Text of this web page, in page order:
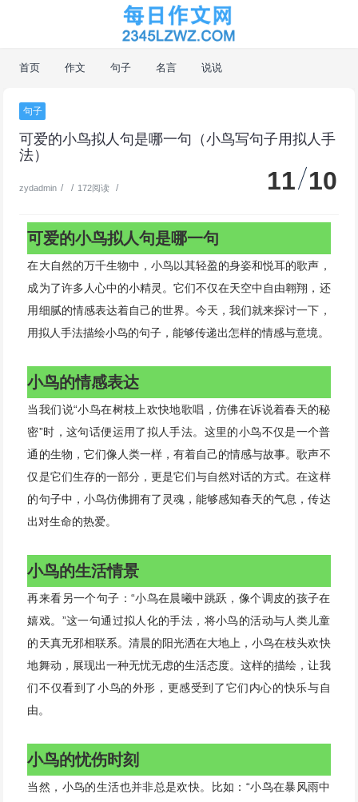
首页 作文 句子 名言 说说
句子
可爱的小鸟拟人句是哪一句（小鸟写句子用拟人手
法）
zydadmin / / 172阅读 / 11 10
可爱的小鸟拟人句是哪一句
在大自然的万千生物中，小鸟以其轻盈的身姿和悦耳的歌声，
成为了许多人心中的小精灵。它们不仅在天空中自由翱翔，还
用细腻的情感表达着自己的世界。今天，我们就来探讨一下，
用拟人手法描绘小鸟的句子，能够传递出怎样的情感与意境。
小鸟的情感表达
当我们说“小鸟在树枝上欢快地歌唱，仿佛在诉说着春天的秘
密”时，这句话便运用了拟人手法。这里的小鸟不仅是一个普
通的生物，它们像人类一样，有着自己的情感与故事。歌声不
仅是它们生存的一部分，更是它们与自然对话的方式。在这样
的句子中，小鸟仿佛拥有了灵魂，能够感知春天的气息，传达
出对生命的热爱。
小鸟的生活情景
再来看另一个句子：“小鸟在晨曦中跳跃，像个调皮的孩子在
嬉戏。”这一句通过拟人化的手法，将小鸟的活动与人类儿童
的天真无邪相联系。清晨的阳光洒在大地上，小鸟在枝头欢快
地舞动，展现出一种无忧无虑的生活态度。这样的描绘，让我
们不仅看到了小鸟的外形，更感受到了它们内心的快乐与自
由。
小鸟的忧伤时刻
当然，小鸟的生活也并非总是欢快。比如：“小鸟在暴风雨中